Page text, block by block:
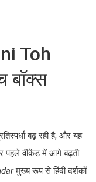
Toh
बॉक्स
बढ़ रही है, और यह
पहले वीकेंड में आगे बढ़ती
मुख्य रूप से हिंदी दर्शकों